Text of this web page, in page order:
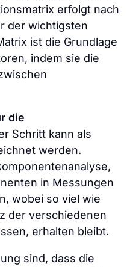
erfolgt nach
der wichtigsten
ist die Grundlage
indem sie die
die
Schritt kann als
werden.
in Messungen
wobei so viel wie
der verschiedenen
erhalten bleibt.
sind, dass die